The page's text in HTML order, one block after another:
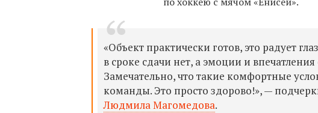
«Объект практически готов, это радует
в сроке сдачи нет, а эмоции и
Замечательно, что такие комфортные
команды. Это просто здорово!», —
Людмила Магомедова.